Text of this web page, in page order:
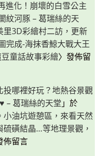
進化！崩壞的白雪公主
紋河豚 – 葛瑞絲的天
里3D彩繪村二訪，更新
完成-海抹香鯨大戰大王
童話故事彩繪〉發佈留
投哪裡好玩？地熱谷景觀
– 葛瑞絲的天堂 」於
小油坑遊憩區，來看天然
磺結晶…等地理景觀，
佈留言